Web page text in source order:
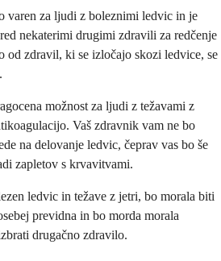
varen za ljudi z boleznimi ledvic in je
nekaterimi drugimi zdravili za redčenje
zdravil, ki se izločajo skozi ledvice, se
možnost za ljudi z težavami z
Vaš zdravnik vam ne bo
na delovanje ledvic, čeprav vas bo še
zapletov s krvavitvami.
ledvic in težave z jetri, bo morala biti
previdna in bo morda morala
drugačno zdravilo.